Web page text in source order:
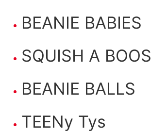
BEANIE BABIES
SQUISH A BOOS
BEANIE BALLS
TEENy Tys